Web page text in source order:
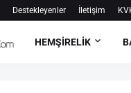
Destekleyenler İletişim
HEMŞİRELİK